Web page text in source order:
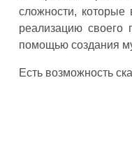
сложности,
реализацию
помощью создания
Есть возможность